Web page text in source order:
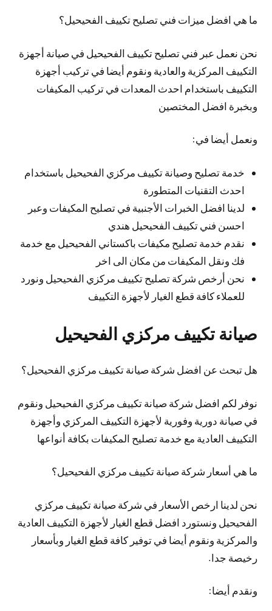
ما هي افضل ميزات فني تصليح تكييف الفحيحيل؟
نحن نعمل عبر فني تصليح تكييف الفحيحيل في صيانة أجهزة
التكييف المركزية والعادية ونقوم أيضا في تركيب أجهزة
التكييف باستخدام احدث المعدات في تركيب المكيفات
وبخبرة افضل المختصين
ونعمل أيضا في:
خدمة تصليح وصيانة تكييف مركزي الفحيحيل باستخدام
احدث التقنيات المتطورة
لدينا افضل الخبرات الأجنبية في تصليح المكيفات وعبر
احسن فني تكييف الفحيحيل هندي
نقدم خدمة تصليح مكيفات باكستاني الفحيحيل مع خدمة
فك ونقل المكيفات من مكان الى اخر
نحن أرخص شركة تصليح تكييف مركزي الفحيحيل ونورد
للعملاء كافة قطع الغيار لأجهزة التكييف
صيانة تكييف مركزي الفحيحيل
هل تبحث عن افضل شركة صيانة تكييف مركزي الفحيحيل؟
نوفر لكم افضل شركة صيانة تكييف مركزي الفحيحيل ونقوم
في صيانة دورية وفورية لأجهزة التكييف المركزي وأجهزة
التكييف العادية مع خدمة تصليح المكيفات بكافة أنواعها
ما هي أسعار شركة صيانة تكييف مركزي الفحيحيل؟
نحن لدينا ارخص الأسعار في شركة صيانة تكييف مركزي
الفحيحيل ونستورد افضل قطع الغيار لأجهزة التكييف العادية
والمركزية ونقوم أيضا في توفير كافة قطع الغيار وبأسعار
رخيصة جدا.
ونقدم أيضا: